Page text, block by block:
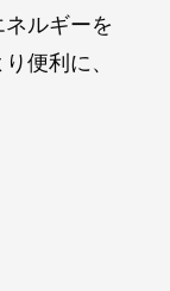
ルギーを
便利に、